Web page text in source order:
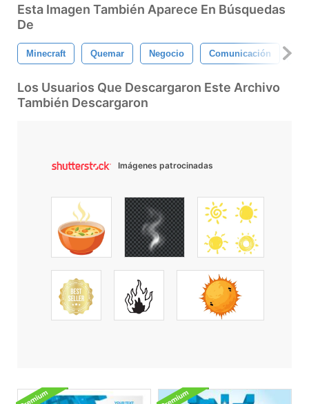
Esta Imagen También Aparece En Búsquedas
De
Minecraft Quemar Negocio Comunicación
Los Usuarios Que Descargaron Este Archivo
También Descargaron
Imágenes patrocinadas